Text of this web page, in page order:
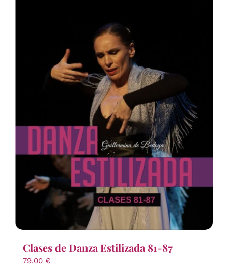
Clases de Danza Estilizada 81-87
79,00 €